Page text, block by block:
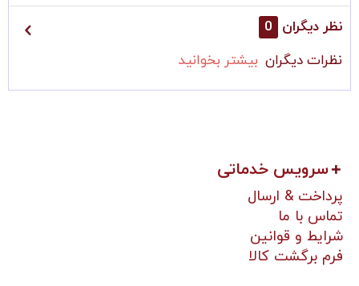
نظر دیگران 0
نظرات دیگران بیشتر بخوانید
سرویس خدماتی
پرداخت & ارسال
تماس با ما
شرایط و قوانین
فرم برگشت کالا